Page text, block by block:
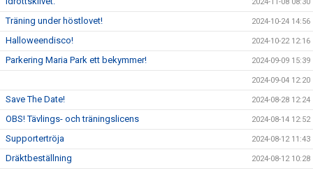
Träning under höstlovet! 2024-10-24 14:56
Halloweendisco! 2024-10-22 12:16
Parkering Maria Park ett bekymmer! 2024-09-09 15:39
2024-09-04 12:20
Save The Date! 2024-08-28 12:24
OBS! Tävlings- och träningslicens 2024-08-14 12:52
Supportertröja 2024-08-12 11:43
Dräktbeställning 2024-08-12 10:28